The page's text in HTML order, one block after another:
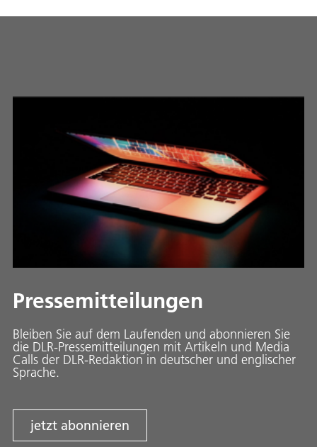
Pressemitteilungen
Bleiben Sie auf dem Laufenden und abonnieren Sie
die DLR-Pressemitteilungen mit Artikeln und Media
Calls der DLR-Redaktion in deutscher und englischer
Sprache.
jetzt abonnieren